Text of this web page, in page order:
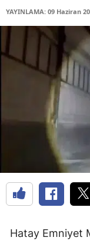
YAYINLAMA: 09 Haziran
Hatay Emniyet